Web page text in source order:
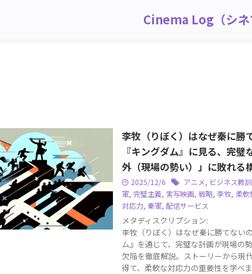
Cinema Log（シネ
李牧（りぼく）はなぜ秦に勝
『キングダム』に見る、完璧
外（現場の勢い）」に敗れる
2025/12/6 アニメ, ビジネス教訓
軍, 完璧主義, 実写映画, 戦略, 李牧, 柔軟
対応力, 秦軍, 配信サービス
メタディスクリプション:
李牧（りぼく）はなぜ秦に勝てない
ム』を通じて、完璧な計画が現場の
欠陥を徹底解説。ストーリーから現
得て、柔軟な対応力の重要性を学べま